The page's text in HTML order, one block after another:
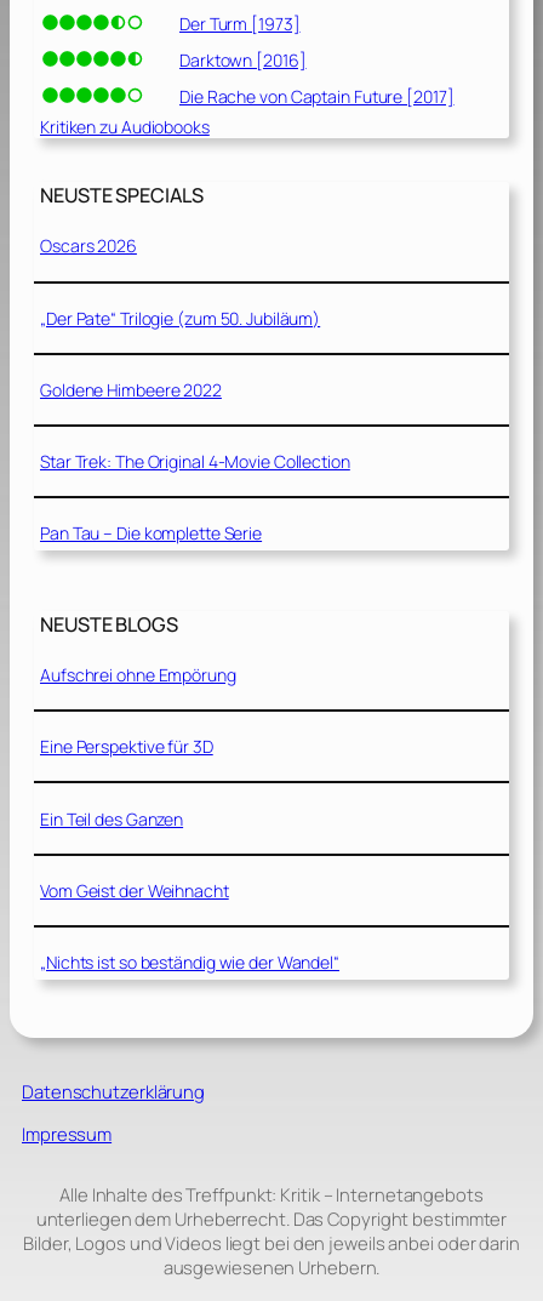
Der Turm [1973]
Darktown [2016]
Die Rache von Captain Future [2017]
Kritiken zu Audiobooks
NEUSTE SPECIALS
Oscars 2026
„Der Pate“ Trilogie (zum 50. Jubiläum)
Goldene Himbeere 2022
Star Trek: The Original 4-Movie Collection
Pan Tau – Die komplette Serie
NEUSTE BLOGS
Aufschrei ohne Empörung
Eine Perspektive für 3D
Ein Teil des Ganzen
Vom Geist der Weihnacht
„Nichts ist so beständig wie der Wandel“
Datenschutzerklärung
Impressum
Alle Inhalte des Treffpunkt: Kritik – Internetangebots
unterliegen dem Urheberrecht. Das Copyright bestimmter
Bilder, Logos und Videos liegt bei den jeweils anbei oder darin
ausgewiesenen Urhebern.